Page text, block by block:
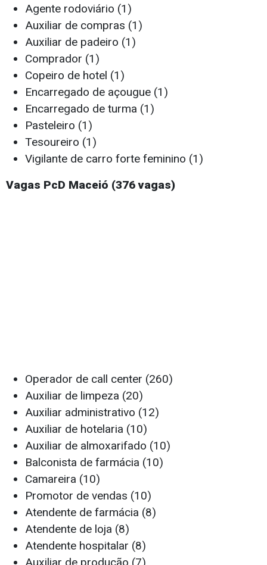
Agente rodoviário (1)
Auxiliar de compras (1)
Auxiliar de padeiro (1)
Comprador (1)
Copeiro de hotel (1)
Encarregado de açougue (1)
Encarregado de turma (1)
Pasteleiro (1)
Tesoureiro (1)
Vigilante de carro forte feminino (1)
Vagas PcD Maceió (376 vagas)
Operador de call center (260)
Auxiliar de limpeza (20)
Auxiliar administrativo (12)
Auxiliar de hotelaria (10)
Auxiliar de almoxarifado (10)
Balconista de farmácia (10)
Camareira (10)
Promotor de vendas (10)
Atendente de farmácia (8)
Atendente de loja (8)
Atendente hospitalar (8)